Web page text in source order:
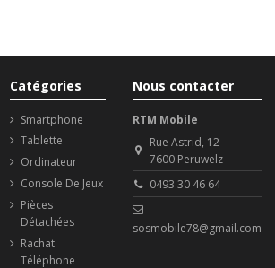
Catégories
Smartphone
Tablette
Ordinateur
Console De Jeux
Pièces
Détachées
Rachat
Téléphone
Nous contacter
RTM Mobile
Rue Astrid, 12
7600 Peruwelz
0493 30 46 64
sosmobile78@gmail.com